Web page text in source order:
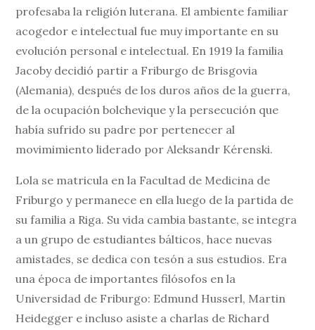
profesaba la religión luterana. El ambiente familiar
acogedor e intelectual fue muy importante en su
evolución personal e intelectual. En 1919 la familia
Jacoby decidió partir a Friburgo de Brisgovia
(Alemania), después de los duros años de la guerra,
de la ocupación bolchevique y la persecución que
había sufrido su padre por pertenecer al
movimimiento liderado por Aleksandr Kérenski.
Lola se matricula en la Facultad de Medicina de
Friburgo y permanece en ella luego de la partida de
su familia a Riga. Su vida cambia bastante, se integra
a un grupo de estudiantes bálticos, hace nuevas
amistades, se dedica con tesón a sus estudios. Era
una época de importantes filósofos en la
Universidad de Friburgo: Edmund Husserl, Martin
Heidegger e incluso asiste a charlas de Richard